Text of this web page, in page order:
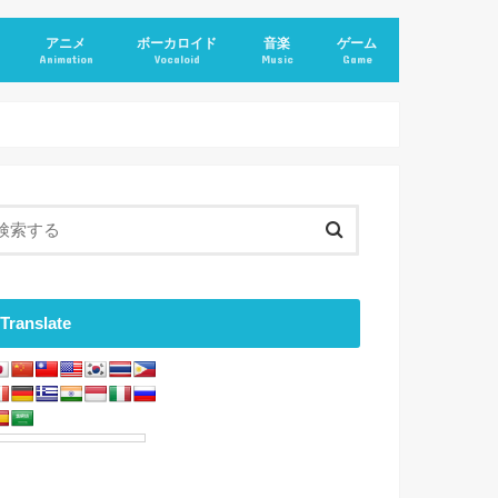
アニメ
Animation
ボーカロイド
Vocaloid
音楽
Music
ゲーム
Game
Translate